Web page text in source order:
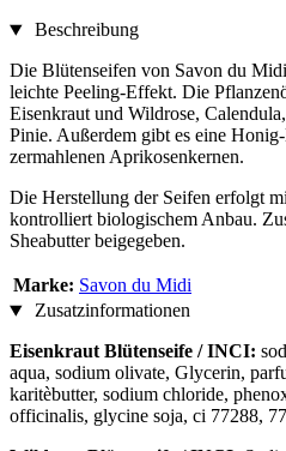
Beschreibung
Die Blütenseifen von Savon du
leichte Peeling-Effekt. Die
Eisenkraut und Wildrose,
Pinie. Außerdem gibt es eine
zermahlenen Aprikosenkernen.
Die Herstellung der Seifen erfolgt
kontrolliert biologischem Anbau.
Sheabutter beigegeben.
Marke: Savon du Midi
Zusatzinformationen
Eisenkraut Blütenseife / INCI:
aqua, sodium olivate, Glycerin,
karitèbutter, sodium chloride,
officinalis, glycine soja, ci 77288,